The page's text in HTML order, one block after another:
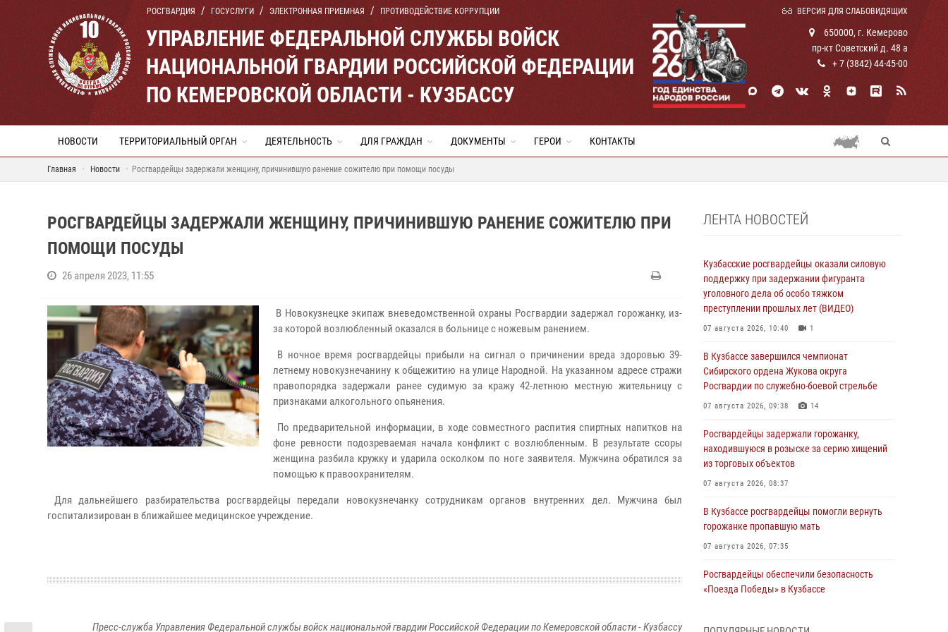
РОСГВАРДИЯ ГОСУСЛУГИ ЭЛЕКТРОННАЯ ПРИЕМНАЯ ПРОТИВОДЕЙСТВИЕ КОРРУПЦИИ ВЕРСИЯ ДЛЯ СЛАБОВИДЯЩИХ
УПРАВЛЕНИЕ ФЕДЕРАЛЬНОЙ СЛУЖБЫ ВОЙСК
НАЦИОНАЛЬНОЙ ГВАРДИИ РОССИЙСКОЙ ФЕДЕРАЦИИ
ПО КЕМЕРОВСКОЙ ОБЛАСТИ - КУЗБАССУ
650000, г. Кемерово
пр-кт Советский д. 48 а
+ 7 (3842) 44-45-00
НОВОСТИ ТЕРРИТОРИАЛЬНЫЙ ОРГАН ДЕЯТЕЛЬНОСТЬ ДЛЯ ГРАЖДАН ДОКУМЕНТЫ ГЕРОИ КОНТАКТЫ
Главная Новости Росгвардейцы задержали женщину, причинившую ранение сожителю при помощи посуды
РОСГВАРДЕЙЦЫ ЗАДЕРЖАЛИ ЖЕНЩИНУ, ПРИЧИНИВШУЮ РАНЕНИЕ СОЖИТЕЛЮ ПРИ
ПОМОЩИ ПОСУДЫ
26 апреля 2023, 11:55
В Новокузнецке экипаж вневедомственной охраны Росгвардии задержал горожанку, из-
за которой возлюбленный оказался в больнице с ножевым ранением.
В ночное время росгвардейцы прибыли на сигнал о причинении вреда здоровью 39-
летнему новокузнечанину к общежитию на улице Народной. На указанном адресе стражи
правопорядка задержали ранее судимую за кражу 42-летнюю местную жительницу с
признаками алкогольного опьянения.
По предварительной информации, в ходе совместного распития спиртных напитков на
фоне ревности подозреваемая начала конфликт с возлюбленным. В результате ссоры
женщина разбила кружку и ударила осколком по ноге заявителя. Мужчина обратился за
помощью к правоохранителям.
Для дальнейшего разбирательства росгвардейцы передали новокузнечанку сотрудникам органов внутренних дел. Мужчина был
госпитализирован в ближайшее медицинское учреждение.
Пресс-служба Управления Федеральной службы войск национальной гвардии Российской Федерации по Кемеровской области - Кузбассу
ЛЕНТА НОВОСТЕЙ
Кузбасские росгвардейцы оказали силовую
поддержку при задержании фигуранта
уголовного дела об особо тяжком
преступлении прошлых лет (ВИДЕО)
07 августа 2026, 10:40 1
В Кузбассе завершился чемпионат
Сибирского ордена Жукова округа
Росгвардии по служебно-боевой стрельбе
07 августа 2026, 09:38 14
Росгвардейцы задержали горожанку,
находившуюся в розыске за серию хищений
из торговых объектов
07 августа 2026, 08:37
В Кузбассе росгвардейцы помогли вернуть
горожанке пропавшую мать
07 августа 2026, 07:35
Росгвардейцы обеспечили безопасность
«Поезда Победы» в Кузбассе